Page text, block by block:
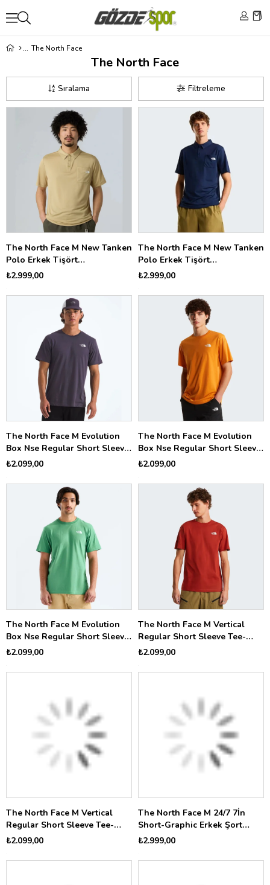
The North Face
The North Face
Filtreleme
Sıralama
The North Face M New Tanken
Polo Erkek Tişört
NF0A8CRULK51
₺2.999,00
The North Face M New Tanken
Polo Erkek Tişört
NF0A8CRU8K21
₺2.999,00
The North Face M Evolution
Box Nse Regular Short Sleeve
Erkek Tişört NF0A8B6KG5O1
₺2.099,00
The North Face M Evolution
Box Nse Regular Short Sleeve
Erkek Tişört NF0A8B6KG5I1
₺2.099,00
The North Face M Evolution
Box Nse Regular Short Sleeve
Erkek Tişört NF0A8B6KG571
₺2.099,00
The North Face M Vertical
Regular Short Sleeve Tee-
Grap Erkek Tişört
₺2.099,00
The North Face M Vertical
Regular Short Sleeve Tee-
Grap Erkek Tişört
₺2.099,00
The North Face M 24/7 7İn
Short-Graphic Erkek Şort
NF0A8G84JK31
₺2.999,00